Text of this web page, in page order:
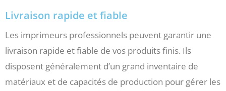
Livraison rapide et fiable
Les imprimeurs professionnels peuvent garantir une
livraison rapide et fiable de vos produits finis. Ils
disposent généralement d’un grand inventaire de
matériaux et de capacités de production pour gérer les